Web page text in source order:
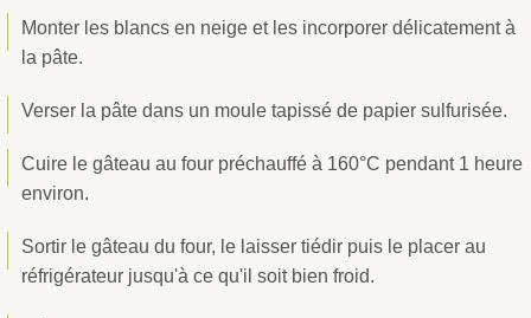
Monter les blancs en neige et les incorporer délicatement à
la pâte.
Verser la pâte dans un moule tapissé de papier sulfurisée.
Cuire le gâteau au four préchauffé à 160°C pendant 1 heure
environ.
Sortir le gâteau du four, le laisser tiédir puis le placer au
réfrigérateur jusqu'à ce qu'il soit bien froid.